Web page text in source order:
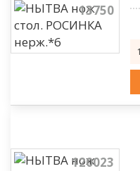
13750
120023